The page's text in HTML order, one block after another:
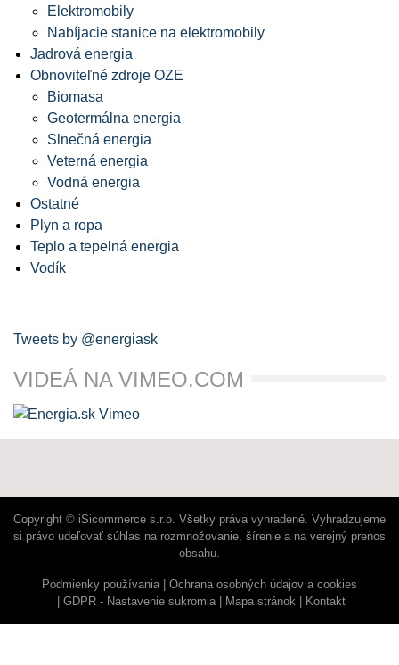
Elektromobily
Nabíjacie stanice na elektromobily
Jadrová energia
Obnoviteľné zdroje OZE
Biomasa
Geotermálna energia
Slnečná energia
Veterná energia
Vodná energia
Ostatné
Plyn a ropa
Teplo a tepelná energia
Vodík
Tweets by @energiask
VIDEÁ NA VIMEO.COM
Copyright © iSicommerce s.r.o. Všetky práva vyhradené. Vyhradzujeme
si právo udeľovať súhlas na rozmnožovanie, šírenie a na verejný prenos
obsahu.
Podmienky používania
Ochrana osobných údajov a cookies
GDPR - Nastavenie sukromia
Mapa stránok Kontakt